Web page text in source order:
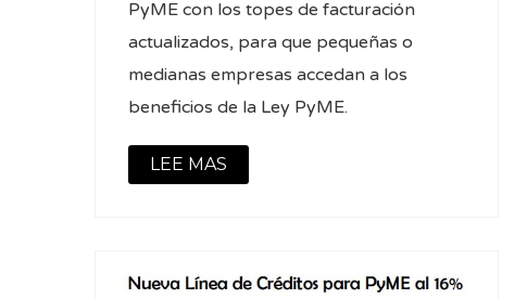
PyME con los topes de facturación
actualizados, para que pequeñas o
medianas empresas accedan a los
beneficios de la Ley PyME.
LEE MAS